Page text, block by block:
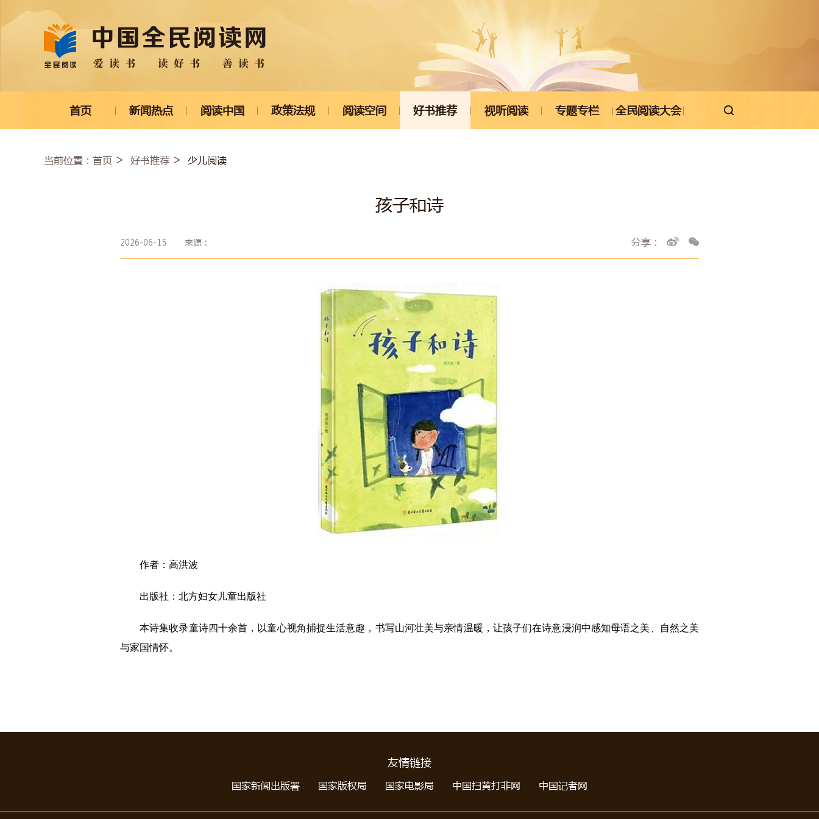
首页 新闻热点 阅读中国 政策法规 阅读空间 好书推荐 视听阅读 专题专栏 全民阅读大会 
当前位置： 首页 好书推荐 少儿阅读
孩子和诗
2026-06-15 来源： 分享：  
作者：高洪波
出版社：北方妇女儿童出版社
本诗集收录童诗四十余首，以童心视角捕捉生活意趣，书写山河壮美与亲情温暖，让孩子们在诗意浸润中感知母语之美、自然之美
与家国情怀。
友情链接
国家新闻出版署 国家版权局 国家电影局 中国扫黄打非网 中国记者网